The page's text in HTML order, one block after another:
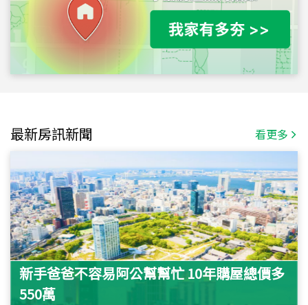
最新房訊新聞 看更多
新手爸爸不容易阿公幫幫忙 10年購屋總價多
550萬